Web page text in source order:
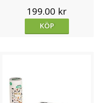
199.00 kr
KÖP